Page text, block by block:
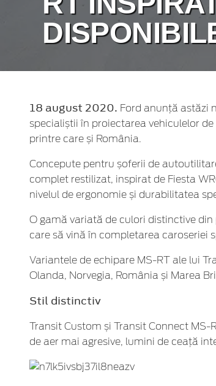
18 august 2020. Ford anunță astăzi
specialiștii în proiectarea vehiculelor
printre care și România.
Concepute pentru șoferii de
complet restilizat, inspirat de Fiesta
nivelul de ergonomie și durabilitatea
O gamă variată de culori distinctive
care să vină în completarea caroseriei
Variantele de echipare MS-RT ale lui
Olanda, Norvegia, România și Marea
Stil distinctiv
Transit Custom și Transit Connect
de aer mai agresive, lumini de ceață